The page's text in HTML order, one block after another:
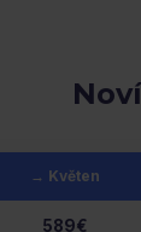
→ Květen
589€